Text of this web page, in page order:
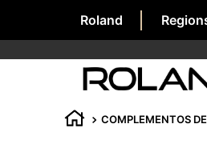
Roland
COMPLEMENTOS